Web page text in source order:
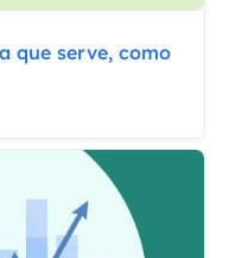
que serve, como